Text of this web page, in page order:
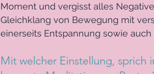
Moment und vergisst alles
Gleichklang von Bewegung mit
einerseits Entspannung sowie auch
Mit welcher Einstellung, sprich